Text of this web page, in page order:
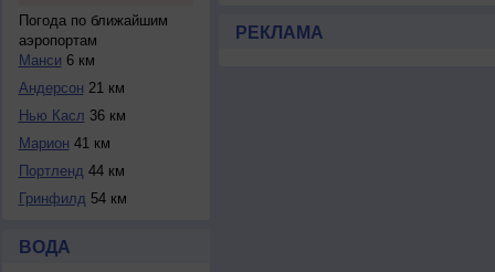
Погода по ближайшим
аэропортам
Манси 6 км
Андерсон 21 км
Нью Касл 36 км
Марион 41 км
Портленд 44 км
Гринфилд 54 км
ВОДА
РЕКЛАМА